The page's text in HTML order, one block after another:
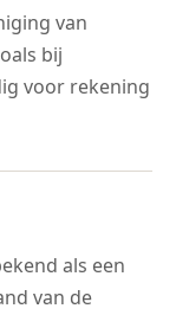
van
bij
voor rekening
als een
van de